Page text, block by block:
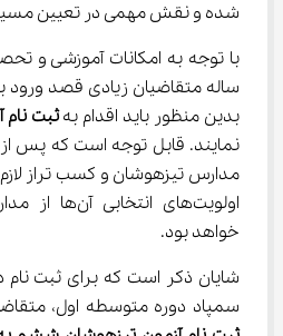
شده و نقش مهمی در تعیین مسیر
با توجه به امکانات آموزشی و
ساله متقاضیان زیادی قصد ورود
بدین منظور باید اقدام به ثبت
نمایند. قابل توجه است که پس
مدارس تیزهوشان و کسب تراز
خواهد بود.
شایان ذکر است که برای ثبت
سمپاد دوره متوسطه اول،